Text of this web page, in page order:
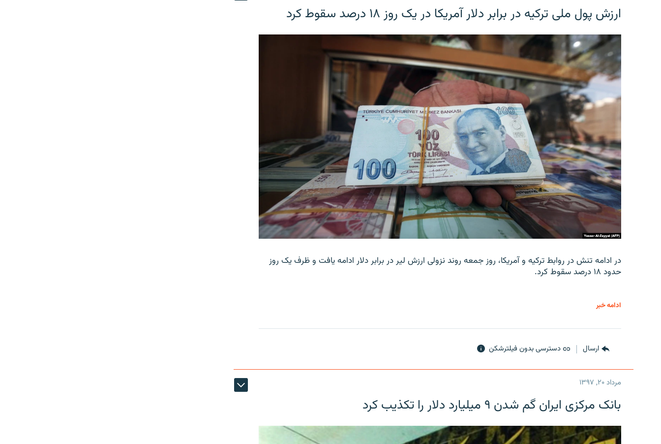
ارزش پول ملی ترکیه در برابر دلار آمریکا در یک روز ۱۸ درصد سقوط کرد
در ادامه تنش در روابط ترکیه و آمریکا، روز جمعه روند نزولی ارزش لیر در برابر دلار ادامه یافت و ظرف یک روز
حدود ۱۸ درصد سقوط کرد.
ادامه خبر
ارسال دسترسی بدون فیلترشکن
مرداد ۲۰, ۱۳۹۷
بانک مرکزی ایران گم شدن ۹ میلیارد دلار را تکذیب کرد